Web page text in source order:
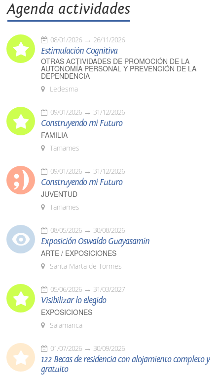
Agenda actividades
08/01/2026 26/11/2026
Estimulación Cognitiva
OTRAS ACTIVIDADES DE PROMOCIÓN DE LA
AUTONOMÍA PERSONAL Y PREVENCIÓN DE LA
DEPENDENCIA
Ledesma
09/01/2026 31/12/2026
Construyendo mi Futuro
FAMILIA
Tamames
09/01/2026 31/12/2026
Construyendo mi Futuro
JUVENTUD
Tamames
08/05/2026 30/08/2026
Exposición Oswaldo Guayasamín
ARTE / EXPOSICIONES
Santa Marta de Tormes
05/06/2026 31/03/2027
Visibilizar lo elegido
EXPOSICIONES
Salamanca
01/07/2026 30/09/2026
122 Becas de residencia con alojamiento completo y
gratuito